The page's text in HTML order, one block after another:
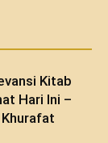
Kitab
Hari Ini –